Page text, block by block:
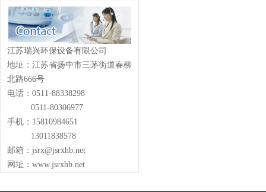
江苏瑞兴环保设备有限公司
地址：江苏省扬中市三茅街道春柳
北路666号
电话：0511-88338298
0511-80306977
手机：15810984651
13011838578
邮箱：jsrx@jsrxhb.net
网址：www.jsrxhb.net